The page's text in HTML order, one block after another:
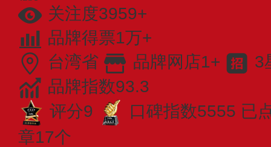
关注度3959+
品牌得票1万+
台湾省
品牌网店1+
3
品牌指数93.3
评分9
口碑指数5555 已
章17个